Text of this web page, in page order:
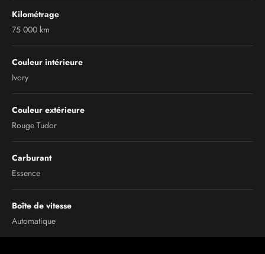
Kilométrage
75 000 km
Couleur intérieure
Ivory
Couleur extérieure
Rouge Tudor
Carburant
Essence
Boîte de vitesse
Automatique